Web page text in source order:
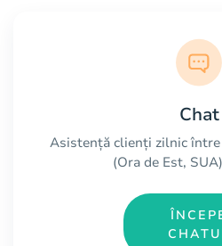
Chat
Asistență clienți zilnic
(Ora de Est,